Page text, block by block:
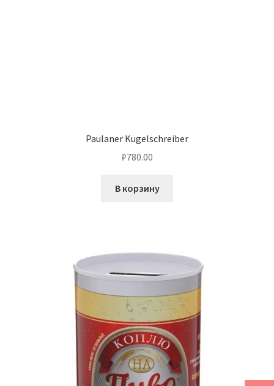
Paulaner Kugelschreiber
₽780.00
В корзину